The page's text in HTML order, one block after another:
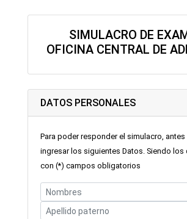
SIMULACRO DE
OFICINA CENTRAL DE
DATOS PERSONALES
Para poder responder el simulacro,
ingresar los siguientes Datos. Siendo los
con (*) campos obligatorios